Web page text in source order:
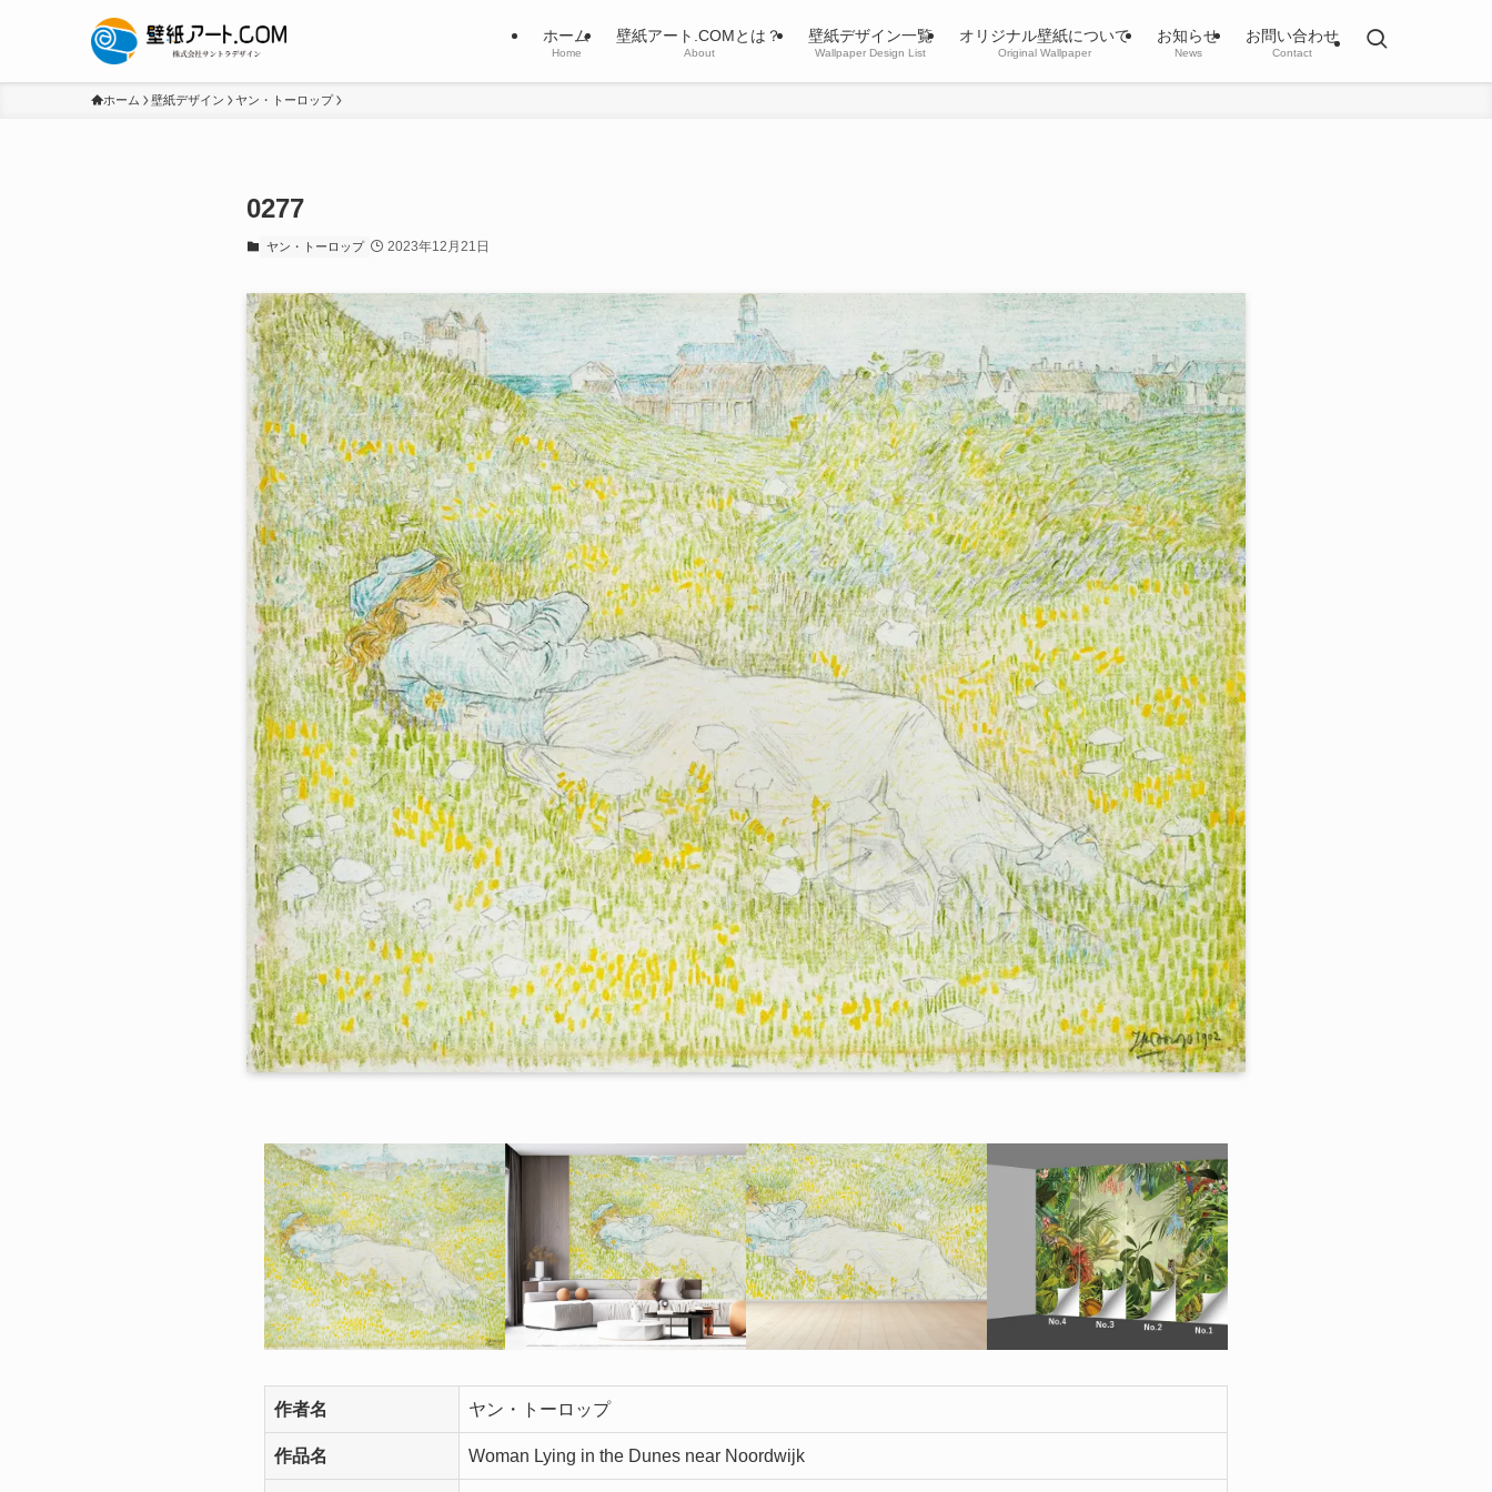
ホーム
Home
壁紙アート.COMとは？
About
壁紙デザイン一覧
Wallpaper Design List
オリジナル壁紙について
Original Wallpaper
お知らせ
News
お問い合わせ
Contact
ホーム 壁紙デザイン ヤン・トーロップ
0277
ヤン・トーロップ 2023年12月21日
作者名 ヤン・トーロップ
作品名 Woman Lying in the Dunes near Noordwijk